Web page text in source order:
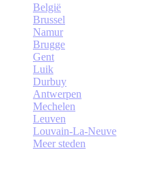
België
Brussel
Namur
Brugge
Gent
Luik
Durbuy
Antwerpen
Mechelen
Leuven
Louvain-La-Neuve
Meer steden